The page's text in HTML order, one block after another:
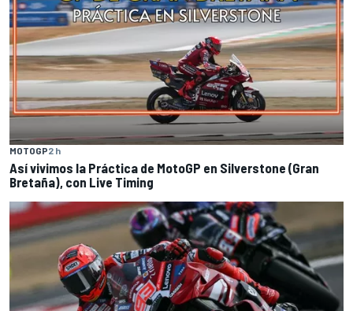
MOTOGP2 h
Así vivimos la Práctica de MotoGP en Silverstone (Gran
Bretaña), con Live Timing